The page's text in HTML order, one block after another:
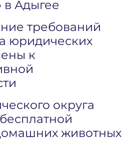
в Адыгее
требований
юридических
к
округа
животных